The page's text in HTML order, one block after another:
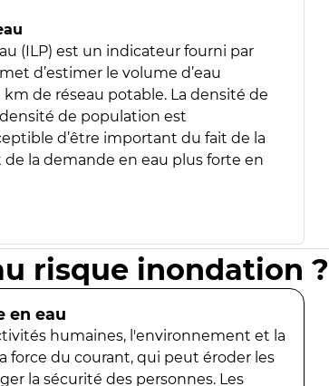
(ILP) est un indicateur fourni par
d’estimer le volume d’eau
de réseau potable. La densité de
de population est
d’être important du fait de la
la demande en eau plus forte en
risque inondation ?
en eau
humaines, l'environnement et la
force du courant, qui peut éroder les
la sécurité des personnes. Les